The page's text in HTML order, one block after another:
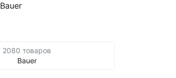
Bauer
2080 товаров
Bauer